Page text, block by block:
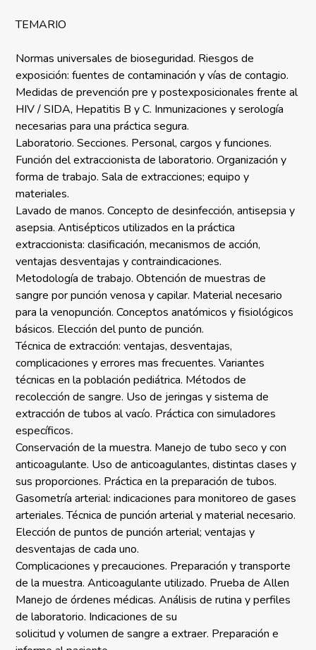
TEMARIO
Normas universales de bioseguridad. Riesgos de
exposición: fuentes de contaminación y vías de contagio.
Medidas de prevención pre y postexposicionales frente al
HIV / SIDA, Hepatitis B y C. Inmunizaciones y serología
necesarias para una práctica segura.
Laboratorio. Secciones. Personal, cargos y funciones.
Función del extraccionista de laboratorio. Organización y
forma de trabajo. Sala de extracciones; equipo y
materiales.
Lavado de manos. Concepto de desinfección, antisepsia y
asepsia. Antisépticos utilizados en la práctica
extraccionista: clasificación, mecanismos de acción,
ventajas desventajas y contraindicaciones.
Metodología de trabajo. Obtención de muestras de
sangre por punción venosa y capilar. Material necesario
para la venopunción. Conceptos anatómicos y fisiológicos
básicos. Elección del punto de punción.
Técnica de extracción: ventajas, desventajas,
complicaciones y errores mas frecuentes. Variantes
técnicas en la población pediátrica. Métodos de
recolección de sangre. Uso de jeringas y sistema de
extracción de tubos al vacío. Práctica con simuladores
específicos.
Conservación de la muestra. Manejo de tubo seco y con
anticoagulante. Uso de anticoagulantes, distintas clases y
sus proporciones. Práctica en la preparación de tubos.
Gasometría arterial: indicaciones para monitoreo de gases
arteriales. Técnica de punción arterial y material necesario.
Elección de puntos de punción arterial; ventajas y
desventajas de cada uno.
Complicaciones y precauciones. Preparación y transporte
de la muestra. Anticoagulante utilizado. Prueba de Allen
Manejo de órdenes médicas. Análisis de rutina y perfiles
de laboratorio. Indicaciones de su
solicitud y volumen de sangre a extraer. Preparación e